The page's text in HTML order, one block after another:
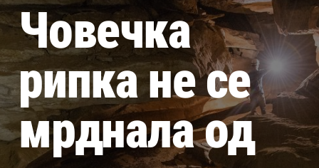
Човечка
рипка не се
мрднала од